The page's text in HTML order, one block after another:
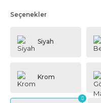
Seçenekler